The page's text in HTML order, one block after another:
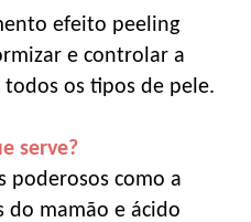
efeito peeling
e controlar a
os tipos de pele.
serve?
poderosos como a
do mamão e ácido